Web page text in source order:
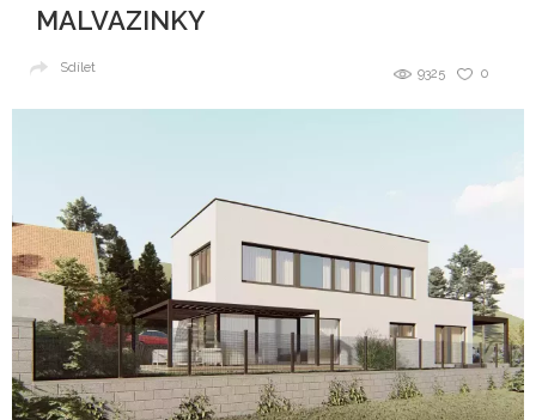
MALVAZINKY
0
9325
Sdílet